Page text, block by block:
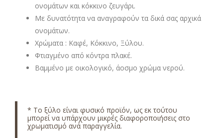
ονομάτων και κόκκινο ζευγάρι.
Με δυνατότητα να αναγραφούν τα δικά σας αρχικά
ονομάτων.
Χρώματα : Καφέ, Κόκκινο, Ξύλου.
Φτιαγμένο από κόντρα πλακέ.
Βαμμένο με οικολογικό, άοσμο χρώμα νερού.
* Το ξύλο είναι φυσικό προϊόν, ως εκ τούτου
μπορεί να υπάρχουν μικρές διαφοροποιήσεις στο
χρωματισμό ανά παραγγελία.